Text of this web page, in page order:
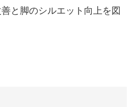
と脚のシルエット向上を図